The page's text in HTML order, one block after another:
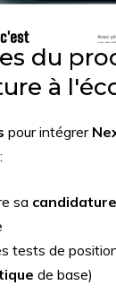
du
à
pour intégrer
:
sa candidature
tests de
de base)